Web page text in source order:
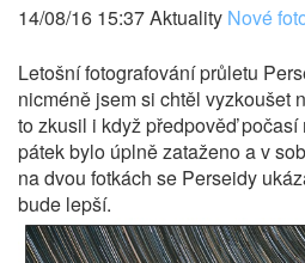
14/08/16 15:37 Aktuality Nové
Letošní fotografování průletu
nicméně jsem si chtěl vyzkoušet
to zkusil i když předpověď
pátek bylo úplně zataženo a v
na dvou fotkách se Perseidy
bude lepší.